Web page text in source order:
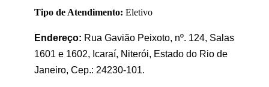
Tipo de Atendimento: Eletivo
Endereço: Rua Gavião Peixoto, nº. 124, Salas
1601 e 1602, Icaraí, Niterói, Estado do Rio de
Janeiro, Cep.: 24230-101.